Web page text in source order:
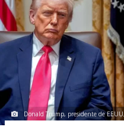
Donald Trump, presidente de